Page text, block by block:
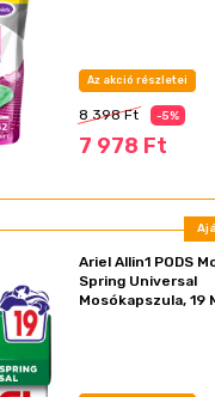
Az akció részletei
8 398 Ft -5%
7 978 Ft
Ariel Allin1 PODS
Spring Universal
Mosókapszula, 19